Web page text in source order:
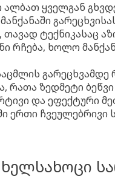
ალბათ ყველგან
ტექნიკასაც
რჩება, ხოლო
გარეცხვამდე
რათა ზედმეტი
და ეფექტური
ერთი ჩვეულებრივი